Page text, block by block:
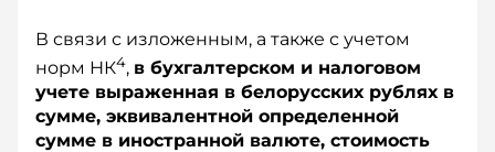
В связи с изложенным, а также с учетом
норм НК4, в бухгалтерском и налоговом
учете выраженная в белорусских рублях в
сумме, эквивалентной определенной
сумме в иностранной валюте, стоимость